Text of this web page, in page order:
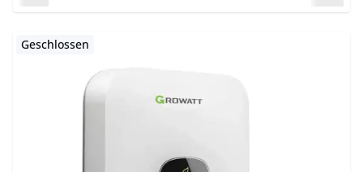
Geschlossen